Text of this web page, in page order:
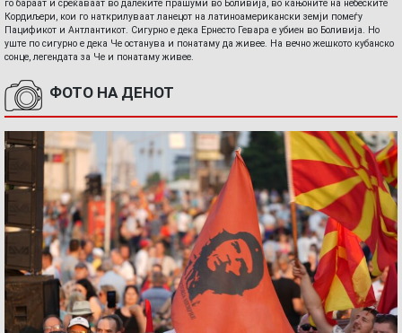
го бараат и среќаваат во далеките прашуми во Боливија, во кањоните на небеските
Кордиљери, кои го наткрилуваат ланецот на латиноамерикански земји помеѓу
Пацификот и Антлантикот. Сигурно е дека Ернесто Гевара е убиен во Боливија. Но
уште по сигурно е дека Че останува и понатаму да живее. На вечно жешкото кубанско
сонце, легендата за Че и понатаму живее.
ФОТО НА ДЕНОТ